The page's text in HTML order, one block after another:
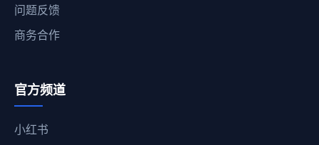
问题反馈
商务合作
官方频道
小红书